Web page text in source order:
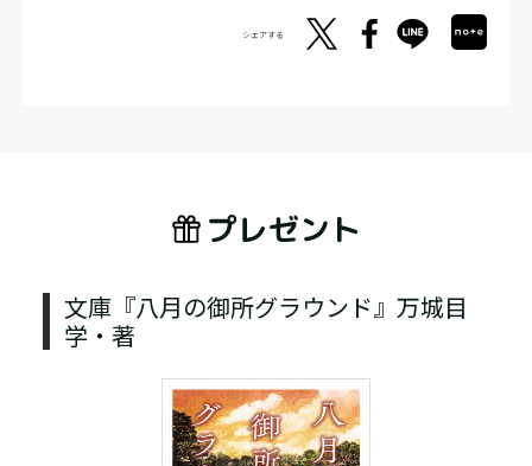
シェアする
プレゼント
文庫『八月の御所グラウンド』万城目
学・著